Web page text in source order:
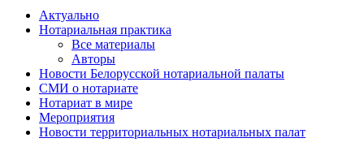
Актуально
Нотариальная практика
Все материалы
Авторы
Новости Белорусской нотариальной палаты
СМИ о нотариате
Нотариат в мире
Мероприятия
Новости территориальных нотариальных палат